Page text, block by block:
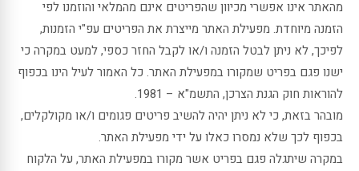
מהאתר אינו אפשרי מכיוון שהפריטים אינם מהמלאי והוזמנו לפי
הזמנה מיוחדת. מפעילת האתר מייצרת את הפריטים עפ"י הזמנות,
לפיכך, לא ניתן לבטל הזמנה ו/או לקבל החזר כספי, למעט במקרה כי
ישנו פגם בפריט שמקורו במפעילת האתר. כל האמור לעיל הינו בכפוף
להוראות חוק הגנת הצרכן, התשמ"א – 1981.
מובהר בזאת, כי לא ניתן יהיה להשיב פריטים פגומים ו/או מקולקלים,
בכפוף לכך שלא נמסרו כאלו על ידי מפעילת האתר.
במקרה שיתגלה פגם בפריט אשר מקורו במפעילת האתר, על הלקוח